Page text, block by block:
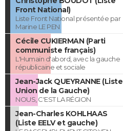
Front National)
Liste Front National présentée par
Marine LE PEN
Cécile CUKIERMAN (Parti
communiste français)
L'Humain d'abord, avec la gauche
républicaine et sociale
Jean-Jack QUEYRANNE (Liste
Union de la Gauche)
NOUS, C'EST LA RÉGION
Jean-Charles KOHLHAAS
(Liste EELV et gauche)